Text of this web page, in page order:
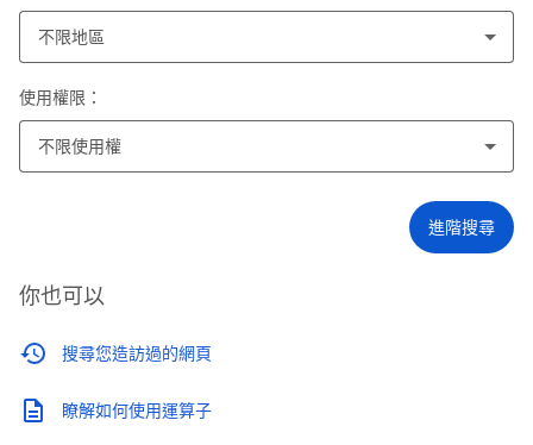
不限地區
使用權限：
不限使用權
進階搜尋
你也可以
搜尋您造訪過的網頁
瞭解如何使用運算子